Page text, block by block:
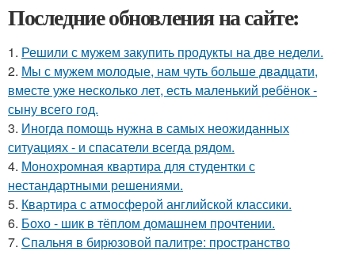
Последние обновления на сайте:
1. Решили с мужем закупить продукты на две недели.
2. Мы с мужем молодые, нам чуть больше двадцати,
вместе уже несколько лет, есть маленький ребёнок -
сыну всего год.
3. Иногда помощь нужна в самых неожиданных
ситуациях - и спасатели всегда рядом.
4. Монохромная квартира для студентки с
нестандартными решениями.
5. Квартира с атмосферой английской классики.
6. Бохо - шик в тёплом домашнем прочтении.
7. Спальня в бирюзовой палитре: пространство